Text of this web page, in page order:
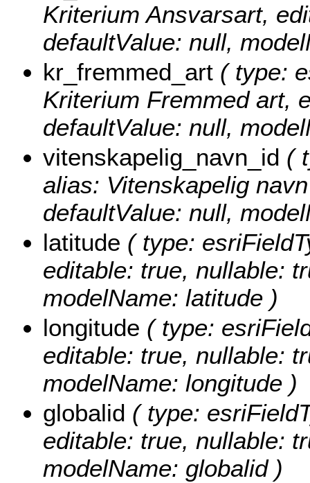
Kriterium Ansvarsart,
defaultValue: null,
kr_fremmed_art ( type:
Kriterium Fremmed art,
defaultValue: null,
vitenskapelig_navn_id (
alias: Vitenskapelig
defaultValue: null,
latitude ( type:
editable: true, nullable:
modelName: latitude )
longitude ( type:
editable: true, nullable:
modelName: longitude )
globalid ( type:
editable: true, nullable:
modelName: globalid )